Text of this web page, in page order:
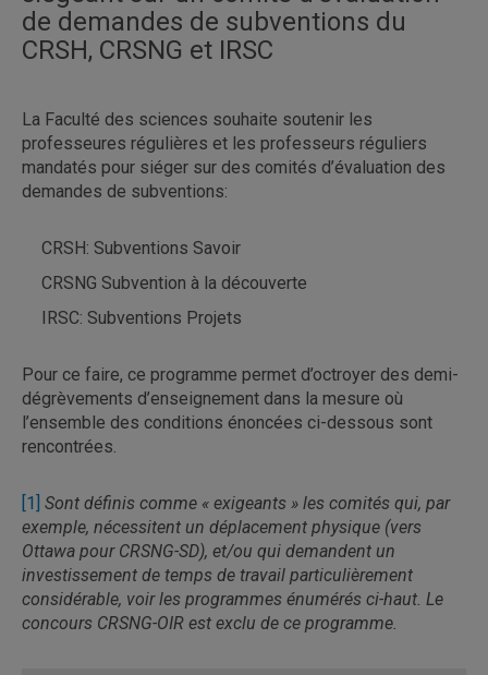
en utilisant le formulaire disponible à ce
lien
plus de 50 personnes participantes
de demandes de subventions du
CRSH, CRSNG et IRSC
La Faculté des sciences souhaite soutenir les
professeures régulières et les professeurs réguliers
mandatés pour siéger sur des comités d’évaluation des
demandes de subventions:
CRSH: Subventions Savoir
CRSNG Subvention à la découverte
IRSC: Subventions Projets
Pour ce faire, ce programme permet d’octroyer des demi-
dégrèvements d’enseignement dans la mesure où
l’ensemble des conditions énoncées ci-dessous sont
rencontrées.
[1] Sont définis comme « exigeants » les comités qui, par
exemple, nécessitent un déplacement physique (vers
Ottawa pour CRSNG-SD), et/ou qui demandent un
investissement de temps de travail particulièrement
considérable, voir les programmes énumérés ci-haut. Le
concours CRSNG-OIR est exclu de ce programme.